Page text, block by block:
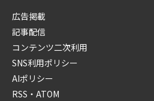
広告掲載
記事配信
コンテンツ二次利用
SNS利用ポリシー
AIポリシー
RSS・ATOM